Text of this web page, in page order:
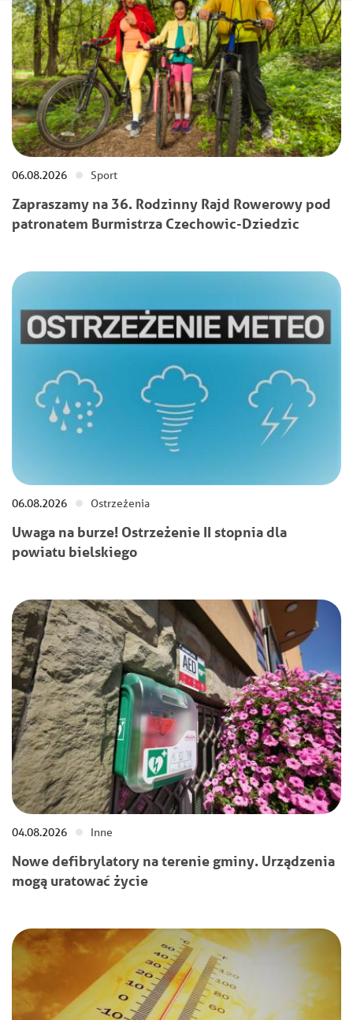
06.08.2026 Sport
Zapraszamy na 36. Rodzinny Rajd Rowerowy pod
patronatem Burmistrza Czechowic-Dziedzic
06.08.2026 Ostrzeżenia
Uwaga na burze! Ostrzeżenie II stopnia dla
powiatu bielskiego
04.08.2026 Inne
Nowe defibrylatory na terenie gminy. Urządzenia
mogą uratować życie